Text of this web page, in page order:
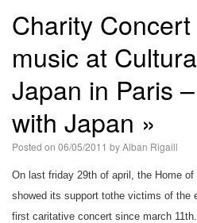
Charity
music at
Japan in Paris
with Japan »
Posted on 06/05/2011 byAlban Rigaill
On last friday 29th of april, the Home
showed its support tothe victims of the
first caritative concert since march 11th.